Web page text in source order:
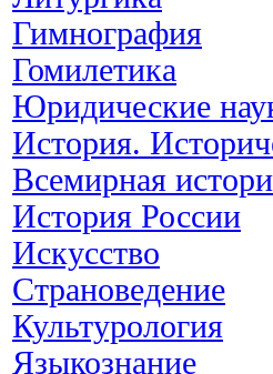
Гимнография
Гомилетика
Юридические
История.
Всемирная
История России
Искусство
Страноведение
Культурология
Языкознание